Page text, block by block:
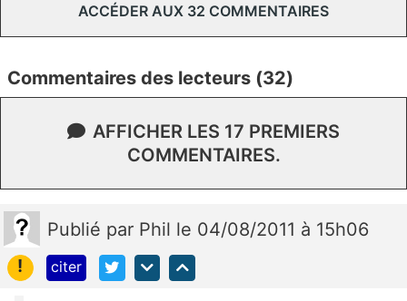
ACCÉDER AUX 32 COMMENTAIRES
Commentaires des lecteurs (32)
AFFICHER LES 17 PREMIERS
COMMENTAIRES.
Publié par Phil le 04/08/2011 à 15h06
!
citer